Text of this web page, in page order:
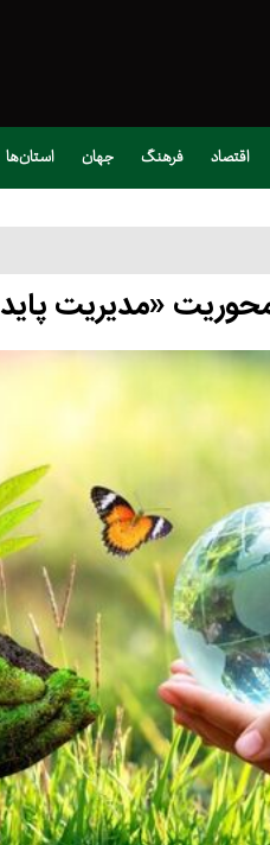
اقتصاد فرهنگ جهان استان‌ها
«مدیریت